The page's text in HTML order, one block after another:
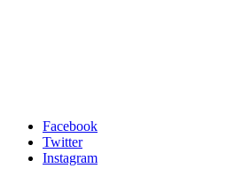
Facebook
Twitter
Instagram